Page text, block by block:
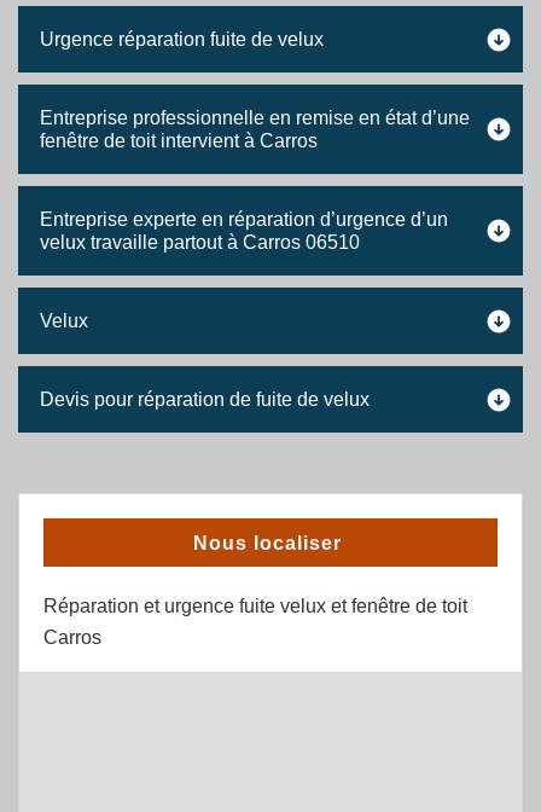
Urgence réparation fuite de velux
Entreprise professionnelle en remise en état d’une
fenêtre de toit intervient à Carros
Entreprise experte en réparation d’urgence d’un
velux travaille partout à Carros 06510
Velux
Devis pour réparation de fuite de velux
Nous localiser
Réparation et urgence fuite velux et fenêtre de toit
Carros